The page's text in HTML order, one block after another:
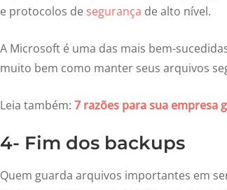
e protocolos de segurança de alto nível.
A Microsoft é uma das mais bem-
muito bem como manter seus arquivos
Leia também: 7 razões para sua empresa
4- Fim dos backups
Quem guarda arquivos importantes em